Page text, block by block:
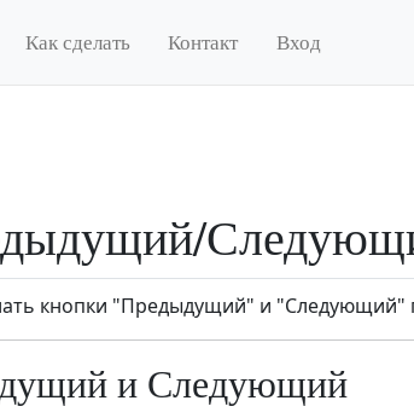
Как сделать Контакт Вход
кнопки "Предыдущий" и
и Следующий